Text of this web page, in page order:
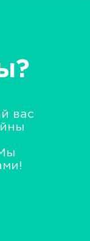
вас